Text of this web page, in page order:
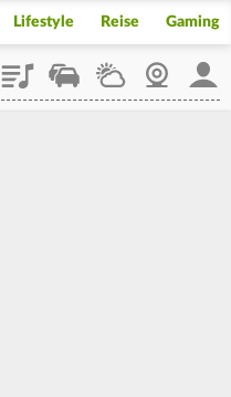
Lifestyle Reise Gaming
PlaylistStaupilotWetterWebcam